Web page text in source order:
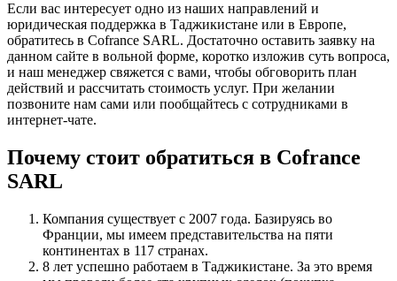
Если вас интересует одно из наших направлений и
юридическая поддержка в Таджикистане или в Европе,
обратитесь в Cofrance SARL. Достаточно оставить заявку на
данном сайте в вольной форме, коротко изложив суть вопроса,
и наш менеджер свяжется с вами, чтобы обговорить план
действий и рассчитать стоимость услуг. При желании
позвоните нам сами или пообщайтесь с сотрудниками в
интернет-чате.
Почему стоит обратиться в Cofrance
SARL
Компания существует с 2007 года. Базируясь во
Франции, мы имеем представительства на пяти
континентах в 117 странах.
8 лет успешно работаем в Таджикистане. За это время